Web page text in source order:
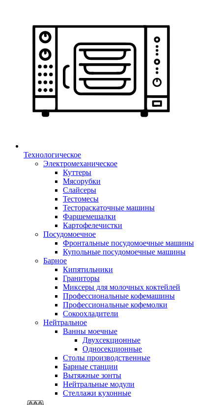
Технологическое
Электромеханическое
Куттеры
Мясорубки
Слайсеры
Тестомесы
Тестораскаточные машины
Фаршемешалки
Картофелечистки
Посудомоечное
Фронтальные посудомоечные машины
Купольные посудомоечные машины
Барное
Кипятильники
Граниторы
Миксеры для молочных коктейлей
Профессиональные кофемашины
Профессиональные кофемолки
Сокоохладители
Нейтральное
Ванны моечные
Двухсекционные
Односекционные
Столы производственные
Барные станции
Вытяжные зонты
Нейтральные модули
Стеллажи кухонные